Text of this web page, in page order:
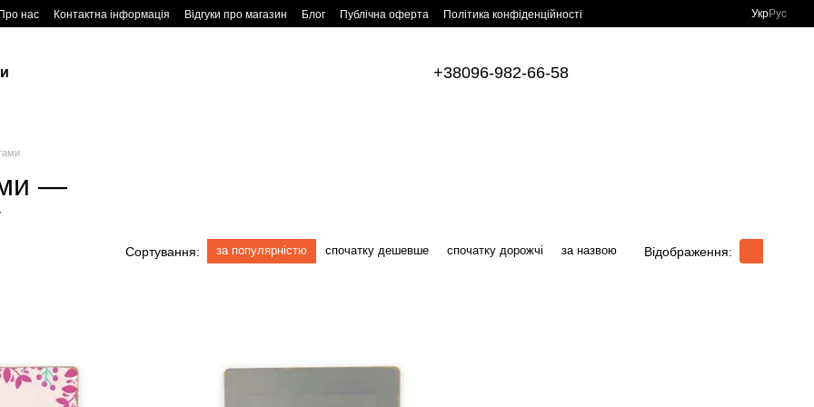
Про нас Контактна інформація Відгуки про магазин Блог Публічна оферта Політика конфіденційності УкрРус
+38096-982-66-58
—
Сортування: за популярністю спочатку дешевше спочатку дорожчі за назвою Відображення: